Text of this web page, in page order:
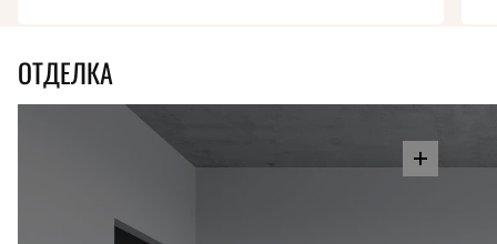
ОТДЕЛКА